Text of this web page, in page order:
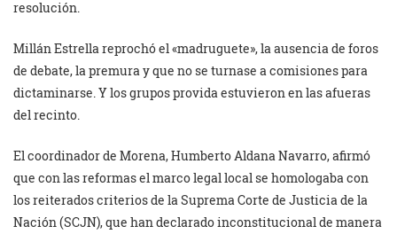
resolución.
Millán Estrella reprochó el «madruguete», la ausencia de foros
de debate, la premura y que no se turnase a comisiones para
dictaminarse. Y los grupos provida estuvieron en las afueras
del recinto.
El coordinador de Morena, Humberto Aldana Navarro, afirmó
que con las reformas el marco legal local se homologaba con
los reiterados criterios de la Suprema Corte de Justicia de la
Nación (SCJN), que han declarado inconstitucional de manera